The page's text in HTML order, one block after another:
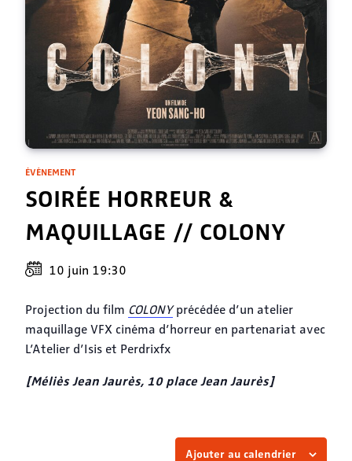
ÉVÈNEMENT
SOIRÉE HORREUR &
MAQUILLAGE // COLONY
10 juin 19:30
Projection du film COLONYprécédée d’un atelier
maquillage VFX cinéma d’horreur en partenariat avec
L’Atelier d’Isis et Perdrixfx
[Méliès Jean Jaurès, 10 place Jean Jaurès]
Ajouter au calendrier